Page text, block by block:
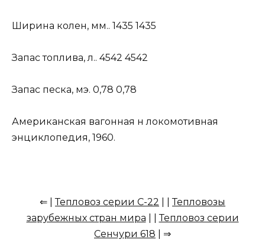
Ширина колен, мм.. 1435 1435
Запас топлива, л.. 4542 4542
Запас песка, мэ. 0,78 0,78
Американская вагонная н локомотивная
энциклопедия, 1960.
⇐ |Тепловоз серии С-22 | |Тепловозы
зарубежных стран мира | |Тепловоз серии
Сенчури 618 | ⇒